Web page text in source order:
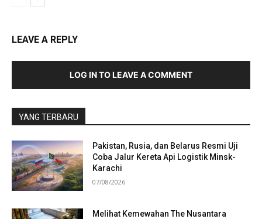
LEAVE A REPLY
LOG IN TO LEAVE A COMMENT
YANG TERBARU
Pakistan, Rusia, dan Belarus Resmi Uji
Coba Jalur Kereta Api Logistik Minsk-
Karachi
07/08/2026
Melihat Kemewahan The Nusantara